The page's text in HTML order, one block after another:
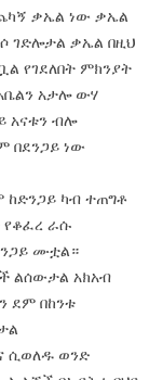
ቃኤል ነው ቃኤል
ገድሎታል ቃኤል በዚህ
የገደለበት ምክንያት
አታሎ ውሃ
አናቱን ብሎ
በደንጋይ ነው
ከድንጋይ ካብ ተጠግቶ
የቆፈረ ራሱ
ሙቷል።
ልሰውታል አክአብ
ደም በከንቱ
ሲወለዱ ወንድ